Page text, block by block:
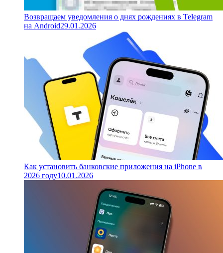
Возвращаем уведомления о днях рождениях в Telegram
на Android29.01.2026
Как установить банковские приложения на iPhone в
2026 году10.01.2026